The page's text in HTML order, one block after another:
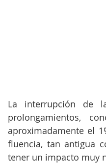
La interrupción de
prolongamientos,
aproximadamente el
fluencia, tan antigua
tener un impacto muy